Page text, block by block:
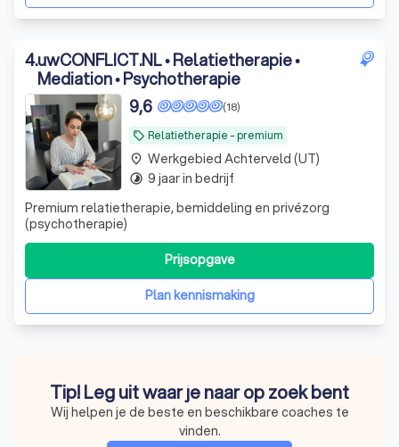
4.uwCONFLICT.NL • Relatietherapie •
Mediation • Psychotherapie
local_offer Relatietherapie - premium
(18)
9,6
Premium relatietherapie, bemiddeling en privézorg
(psychotherapie)
Plan kennismaking
Prijsopgave
place Werkgebied Achterveld (UT)
timelapse 9 jaar in bedrijf
Tip! Leg uit waar je naar op zoek bent
Wij helpen je de beste en beschikbare coaches te
vinden.